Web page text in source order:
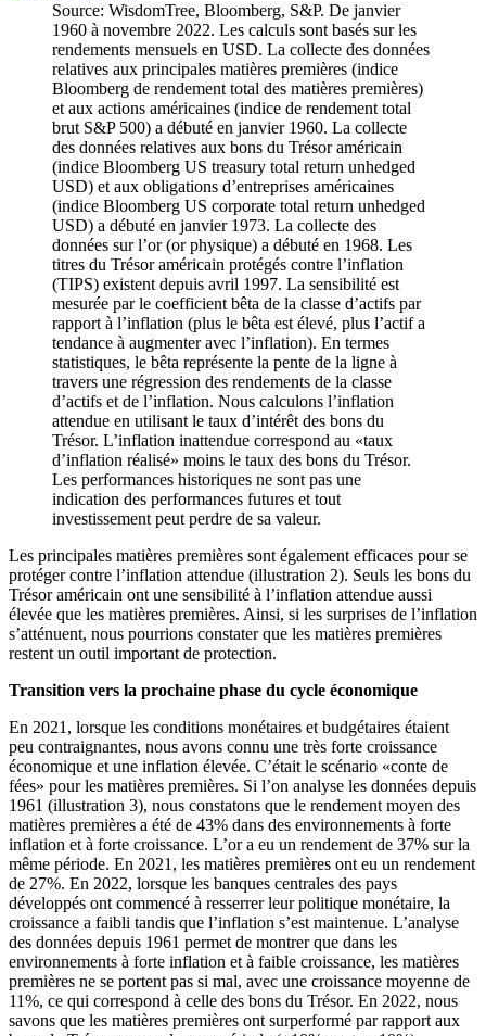
Source: WisdomTree, Bloomberg, S&P. De janvier
1960 à novembre 2022. Les calculs sont basés sur les
rendements mensuels en USD. La collecte des données
relatives aux principales matières premières (indice
Bloomberg de rendement total des matières premières)
et aux actions américaines (indice de rendement total
brut S&P 500) a débuté en janvier 1960. La collecte
des données relatives aux bons du Trésor américain
(indice Bloomberg US treasury total return unhedged
USD) et aux obligations d’entreprises américaines
(indice Bloomberg US corporate total return unhedged
USD) a débuté en janvier 1973. La collecte des
données sur l’or (or physique) a débuté en 1968. Les
titres du Trésor américain protégés contre l’inflation
(TIPS) existent depuis avril 1997. La sensibilité est
mesurée par le coefficient bêta de la classe d’actifs par
rapport à l’inflation (plus le bêta est élevé, plus l’actif a
tendance à augmenter avec l’inflation). En termes
statistiques, le bêta représente la pente de la ligne à
travers une régression des rendements de la classe
d’actifs et de l’inflation. Nous calculons l’inflation
attendue en utilisant le taux d’intérêt des bons du
Trésor. L’inflation inattendue correspond au «taux
d’inflation réalisé» moins le taux des bons du Trésor.
Les performances historiques ne sont pas une
indication des performances futures et tout
investissement peut perdre de sa valeur.
Les principales matières premières sont également efficaces pour se
protéger contre l’inflation attendue (illustration 2). Seuls les bons du
Trésor américain ont une sensibilité à l’inflation attendue aussi
élevée que les matières premières. Ainsi, si les surprises de l’inflation
s’atténuent, nous pourrions constater que les matières premières
restent un outil important de protection.
Transition vers la prochaine phase du cycle économique
En 2021, lorsque les conditions monétaires et budgétaires étaient
peu contraignantes, nous avons connu une très forte croissance
économique et une inflation élevée. C’était le scénario «conte de
fées» pour les matières premières. Si l’on analyse les données depuis
1961 (illustration 3), nous constatons que le rendement moyen des
matières premières a été de 43% dans des environnements à forte
inflation et à forte croissance. L’or a eu un rendement de 37% sur la
même période. En 2021, les matières premières ont eu un rendement
de 27%. En 2022, lorsque les banques centrales des pays
développés ont commencé à resserrer leur politique monétaire, la
croissance a faibli tandis que l’inflation s’est maintenue. L’analyse
des données depuis 1961 permet de montrer que dans les
environnements à forte inflation et à faible croissance, les matières
premières ne se portent pas si mal, avec une croissance moyenne de
11%, ce qui correspond à celle des bons du Trésor. En 2022, nous
savons que les matières premières ont surperformé par rapport aux